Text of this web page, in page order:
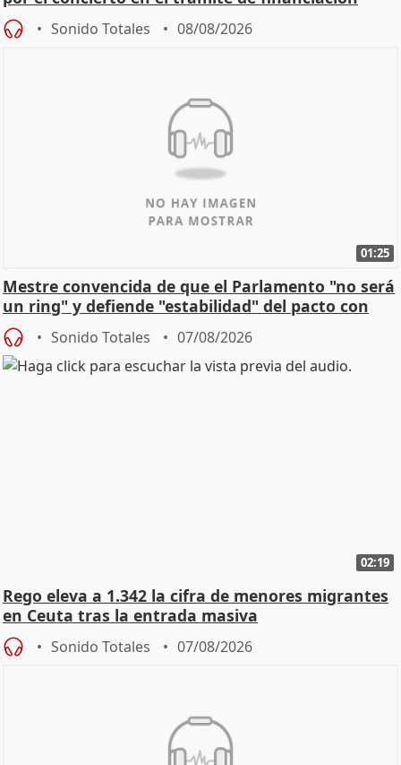
Sonido Totales 08/08/2026
01:25
Mestre convencida de que el Parlamento "no será
un ring" y defiende "estabilidad" del pacto con
Vox
Sonido Totales 07/08/2026
02:19
Rego eleva a 1.342 la cifra de menores migrantes
en Ceuta tras la entrada masiva
Sonido Totales 07/08/2026